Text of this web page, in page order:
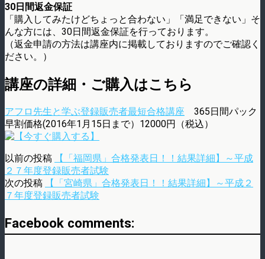
30日間返金保証
「購入してみたけどちょっと合わない」「満足できない」そ
んな方には、30日間返金保証を行っております。
（返金申請の方法は講座内に掲載しておりますのでご確認く
ださい。）
講座の詳細・ご購入はこちら
アフロ先生と学ぶ登録販売者最短合格講座 365日間パック
早割価格(2016年1月15日まで）12000円（税込）
以前の投稿
【「福岡県」合格発表日！！結果詳細】～平成
２７年度登録販売者試験
次の投稿
【「宮崎県」合格発表日！！結果詳細】～平成２
７年度登録販売者試験
Facebook comments: